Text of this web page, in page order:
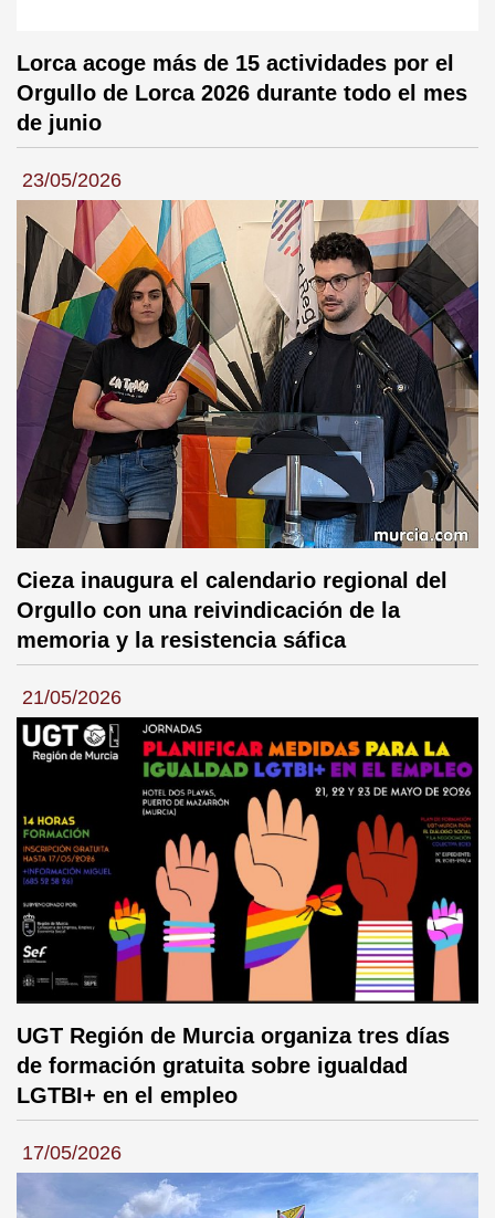
Lorca acoge más de 15 actividades por el
Orgullo de Lorca 2026 durante todo el mes
de junio
23/05/2026
Cieza inaugura el calendario regional del
Orgullo con una reivindicación de la
memoria y la resistencia sáfica
21/05/2026
UGT Región de Murcia organiza tres días
de formación gratuita sobre igualdad
LGTBI+ en el empleo
17/05/2026